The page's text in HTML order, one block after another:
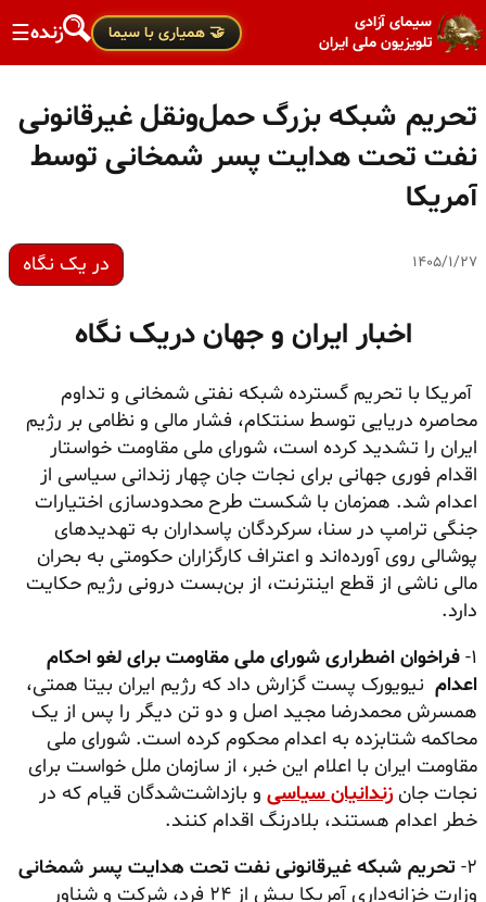
سیمای آزادی
تلویزیون ملی ایران
🤝 همیاری با سیما زنده☰
تحریم شبکه بزرگ حمل‌ونقل غیرقانونی
نفت تحت هدایت پسر شمخانی توسط
آمریکا
۱۴۰۵/۱/۲۷ در یک نگاه
اخبار ایران و جهان دریک نگاه
آمریکا با تحریم گسترده شبکه نفتی شمخانی و تداوم
محاصره دریایی توسط سنتکام، فشار مالی و نظامی بر رژیم
ایران را تشدید کرده است، شورای ملی مقاومت خواستار
اقدام فوری جهانی برای نجات جان چهار زندانی سیاسی از
اعدام شد. همزمان با شکست طرح محدودسازی اختیارات
جنگی ترامپ در سنا، سرکردگان پاسداران به تهدیدهای
پوشالی روی آورده‌اند و اعتراف کارگزاران حکومتی به بحران
مالی ناشی از قطع اینترنت، از بن‌بست درونی رژیم حکایت
دارد.
۱- فراخوان اضطراری شورای ملی مقاومت برای لغو احکام
اعدام نیویورک پست گزارش داد که رژیم ایران بیتا همتی،
همسرش محمدرضا مجید اصل و دو تن دیگر را پس از یک
محاکمه شتابزده به اعدام محکوم کرده است. شورای ملی
مقاومت ایران با اعلام این خبر، از سازمان ملل خواست برای
نجات جانزندانیان سیاسی و بازداشت‌شدگان قیام که در
خطر اعدام هستند، بلادرنگ اقدام کنند.
۲- تحریم شبکه غیرقانونی نفت تحت هدایت پسر شمخانی
وزارت خزانه‌داری آمریکا بیش از ۲۴ فرد، شرکت و شناور